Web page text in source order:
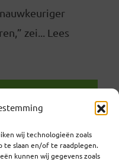
wij technologieën zoals
te slaan en/of te raadplegen.
kunnen wij gegevens zoals
zei... Lees